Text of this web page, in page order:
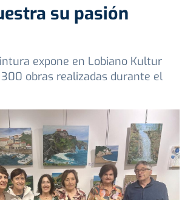
su pasión
expone en Lobiano Kultur
obras realizadas durante el